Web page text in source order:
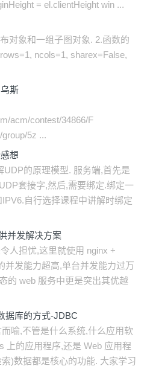
= el.clientHeight win ...
对象和一组子图对象. 2.函数的
ncols=1, sharex=False,
斯
acm/contest/34866/F
5z ...
想
UDP的原理模型. 服务端,首先是
套接字,然后,需要绑定.绑定一
自行选择课程中讲解时绑定
并发解决方案
人担忧,这里就使用 nginx +
并发能力超高,单台并发能力过万
的 web 服务中更是突出其优越
据库的方式-JDBC
喻,不管是什么系统,什么应用软
上的应用程序,还是 Web 应用程
)数据都是核心的功能. 大家学习